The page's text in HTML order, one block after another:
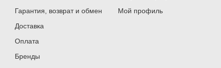
Гарантия, возврат и обмен
Доставка
Оплата
Бренды
Мой профиль